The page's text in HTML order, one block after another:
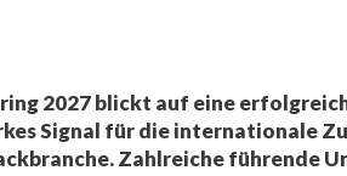
2027 blickt auf eine
Signal für die internationale
Zahlreiche führende